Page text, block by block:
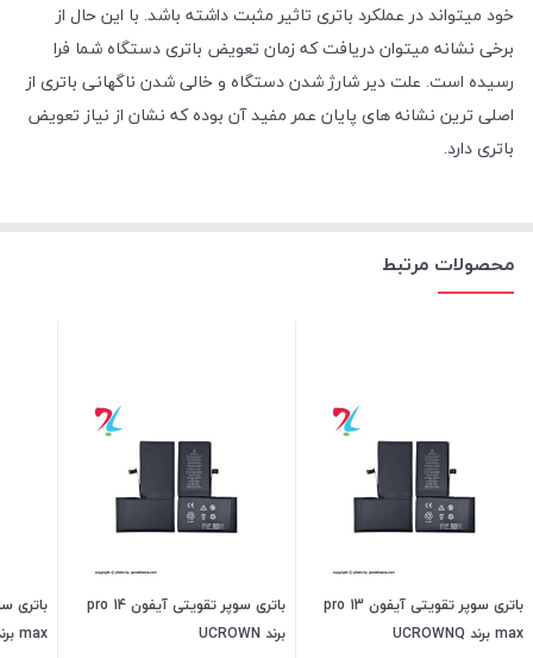
خود میتواند در عملکرد باتری تاثیر مثبت داشته باشد. با این حال از
برخی نشانه میتوان دریافت که زمان تعویض باتری دستگاه شما فرا
رسیده است. علت دیر شارژ شدن دستگاه و خالی شدن ناگهانی باتری از
اصلی ترین نشانه های پایان عمر مفید آن بوده که نشان از نیاز تعویض
باتری دارد.
محصولات مرتبط
باتری سوپر تقویتی آیفون 13 pro
max برند UCROWNQ
باتری سوپر تقویتی آیفون 14 pro
برند UCROWN
max برند UCROWN